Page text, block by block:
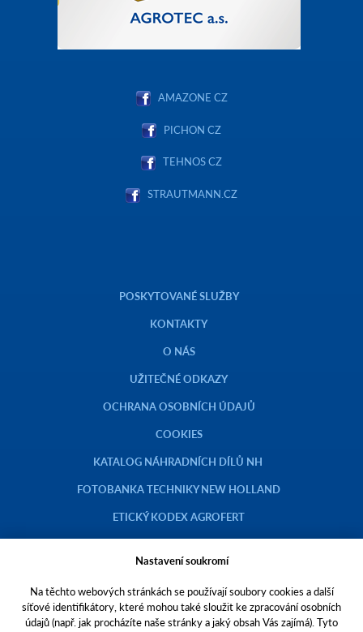
AMAZONE CZ
PICHON CZ
TEHNOS CZ
STRAUTMANN.CZ
POSKYTOVANÉ SLUŽBY
KONTAKTY
O NÁS
UŽITEČNÉ ODKAZY
OCHRANA OSOBNÍCH ÚDAJŮ
COOKIES
KATALOG NÁHRADNÍCH DÍLŮ NH
FOTOBANKA TECHNIKY NEW HOLLAND
ETICKÝ KODEX AGROFERT
Copyright © 2023 AGROTEC a.s.
Nastavení soukromí
Na těchto webových stránkách se používají soubory cookies a další
síťové identifikátory, které mohou také sloužit ke zpracování osobních
údajů (např. jak procházíte naše stránky a jaký obsah Vás zajímá). Tyto